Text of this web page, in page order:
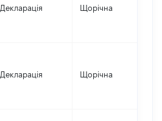
Декларація Щорічна
Декларація Щорічна